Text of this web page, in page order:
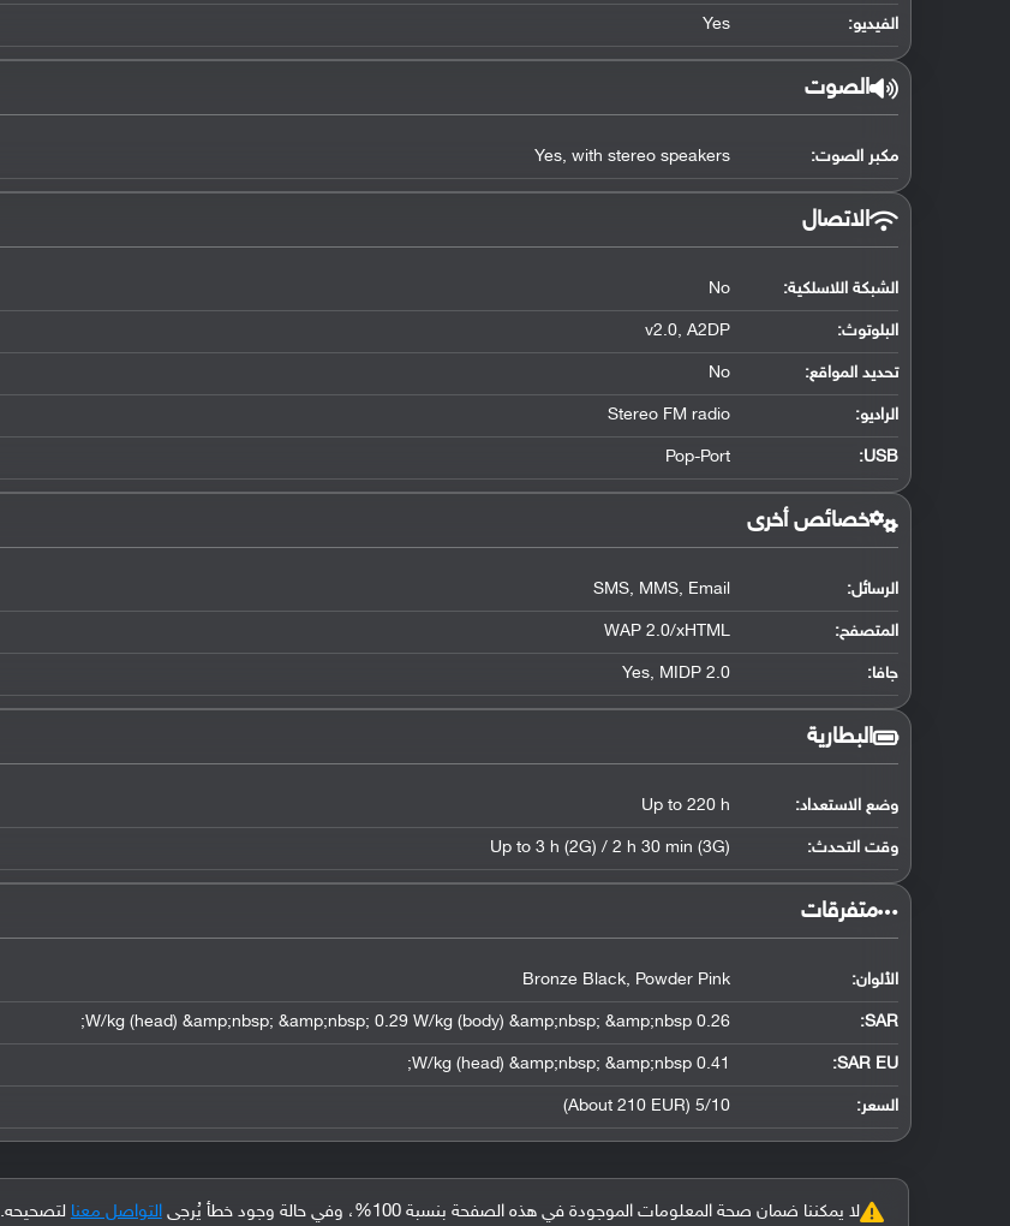
الفيديو: Yes
الصوت
مكبر الصوت: Yes, with stereo speakers
الاتصال
الشبكة اللاسلكية: No
البلوتوث:
v2.0, A2DP
تحديد المواقع:
No
الراديو: Stereo FM radio
USB
:
Pop-Port
خصائص أخرى
الرسائل: SMS, MMS, Email
المتصفح: WAP 2.0/xHTML
جافا: Yes, MIDP 2.0
البطارية
وضع الاستعداد: Up to 220 h
وقت التحدث: Up to 3 h (2G) / 2 h 30 min (3G)
‏متفرقات‏
الألوان: Bronze Black, Powder Pink
SAR
:
0.26 W/kg (head) &amp;nbsp; &amp;nbsp; 0.29 W/kg (body) &amp;nbsp; &amp;nbsp;
SAR EU:
0.41 W/kg (head) &amp;nbsp; &amp;nbsp;
السعر: 5/10 (About 210 EUR)
لا يمكننا ضمان صحة المعلومات الموجودة في هذه الصفحة بنسبة 100%، وفي حالة وجود خطأ يُرجى التواصل معنا لتصحيحه.